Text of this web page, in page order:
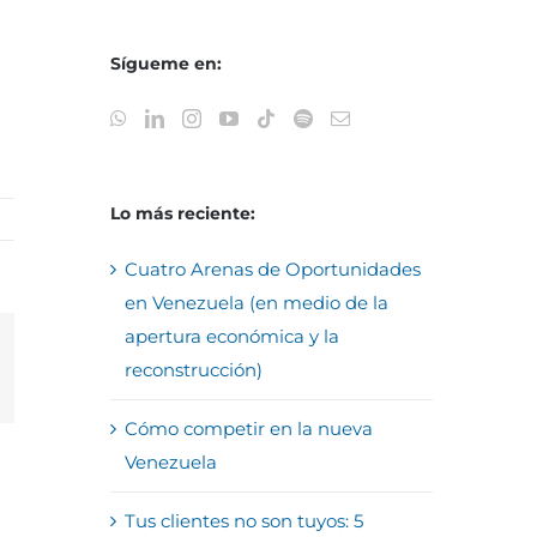
Sígueme en:
Lo más reciente:
Cuatro Arenas de Oportunidades
en Venezuela (en medio de la
apertura económica y la
reconstrucción)
Cómo competir en la nueva
Venezuela
Tus clientes no son tuyos: 5